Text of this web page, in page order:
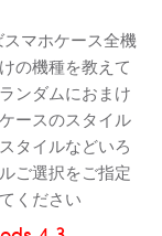
スマホケース全機
の機種を教えて
ンダムにおまけ
ースのスタイル
タイルなどいろ
ご選択をご指定
ください